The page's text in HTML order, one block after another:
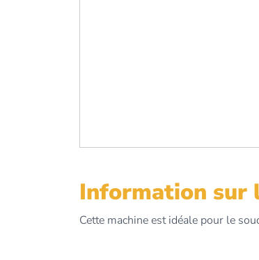
Information sur
Cette machine est idéale pour le